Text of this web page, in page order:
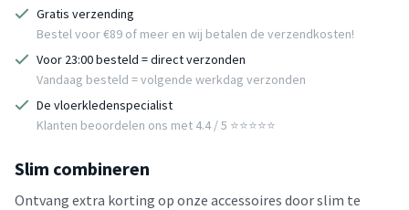
Gratis verzending
Bestel voor €89 of meer en wij betalen de verzendkosten!
Voor 23:00 besteld = direct verzonden
Vandaag besteld = volgende werkdag verzonden
De vloerkledenspecialist
Klanten beoordelen ons met 4.4 / 5 ⭐⭐⭐⭐⭐
Slim combineren
Ontvang extra korting op onze accessoires door slim te